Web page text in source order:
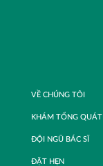
VỀ CHÚNG TÔI
KHÁM TỔNG QUÁT
ĐỘI NGŨ BÁC SĨ
ĐẶT HẸN